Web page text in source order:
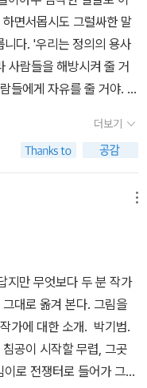
살당한 한 사람 한 사람의
과 슬픔을 나의 것으로 느
지 않도록 작은 행동이나
황은 먼 나라 낯선 타인의
힘”을 잃는 순간 인류에
타인의 고통에 눈물 흘릴
와 폭력으로 얼룩진 세상
평화가 대신하지는 않았
종교 갈등으로 내전까지
조차 찾아보기 어려울 정
며 시작한 전쟁이 평화와
렸다 하지만, 놀라운 점은
어머니의 모습이 화가의
(사실 나는 바위를 감싸고
지는 작품이었다. 권정생
진지한 그림을 좀 더 잘 그
의 그림을 보길 추천하고
운가. 그들은 자신의 아
하고, 동물을 좋아한다.
독재자가 있는 나라의 돈
주는 척 하면서 전쟁을
에 참가하고, 선생님이
을 쏘면서 점차 죄책감에
는 이라크 사람들은 전에
선 어디로도 도망칠 곳이
없기에 자신이 살던 곳에
기만을 바란다. 평범하게
면서몹시도 그럴싸한 말
다. '우리는 정의의 용사
사람들을 해방시켜 줄 거
들에게 자유를 줄 거야. 힘
니다. 자신들은 독재자를
힘주어 얘기합니다. 이
이 있다는 말은 하지 않
악당이 있습니다!' 그 사
았습니다. 그 나라에서
나고 빼앗긴 사람들,가
것을 구하는 아이
다.혹시라도 못 보고 지나
라고 또 내보내고.그 나
처럼똑같은 장면에 말만
을 반복해서, 보여주고 싶
만의 일이 아니지요. 비
더보기
지만 무엇보다 두 분 작가
대로 옮겨 본다. 그림을
가에 대한 소개. 박기범.
공이 시작할 무렵, 그곳
로 전쟁터로 들어가 그